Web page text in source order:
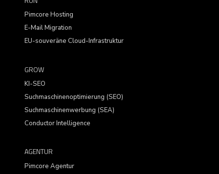
Pimcore Hosting
E-Mail Migration
EU-souveräne Cloud-Infrastruktur
GROW
KI-SEO
Suchmaschinenoptimierung (SEO)
Suchmaschinenwerbung (SEA)
Conductor Intelligence
AGENTUR
Pimcore Agentur